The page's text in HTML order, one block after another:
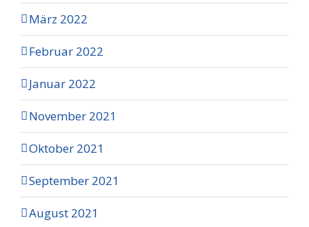
März 2022
Februar 2022
Januar 2022
November 2021
Oktober 2021
September 2021
August 2021